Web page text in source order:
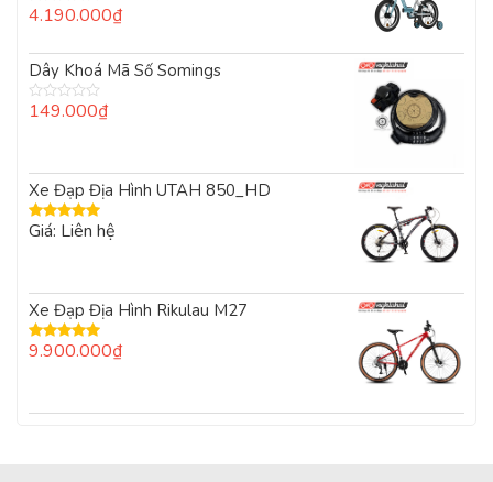
Được
0
5
sao
4.190.000₫
Dây Khoá Mã Số Somings
Được
5
sao
149.000₫
Xe Đạp Địa Hình UTAH 850_HD
Được xếp
Giá: Liên hệ
Xe Đạp Địa Hình Rikulau M27
Được xếp
9.900.000₫